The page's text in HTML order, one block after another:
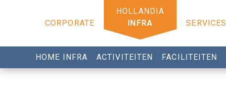
CORPORATE INFRA SERVICES
HOME INFRA ACTIVITEITEN FACILITEITEN